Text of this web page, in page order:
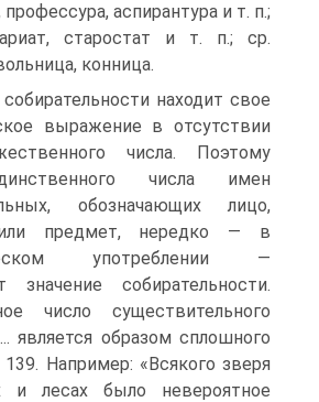
профессура, аспирантура и т. п.;
старостат и т. п.; ср.
конница.
собирательности находит свое
выражение в отсутствии
числа. Поэтому
числа имен
обозначающих лицо,
предмет, нередко — в
употреблении —
значение собирательности.
число существительного
является образом сплошного
Например: «Всякого зверя
лесах было невероятное